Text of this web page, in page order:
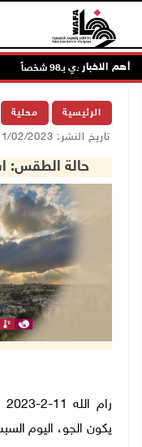
أهم الاخبار
تودي بـ98 شخصاً
الرئيسية محلية
تاريخ النشر: 11/02/2023 08:00 ص
حالة الطقس:
يكون الجو، اليوم